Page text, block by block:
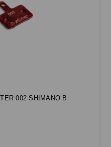
002 SHIMANO B